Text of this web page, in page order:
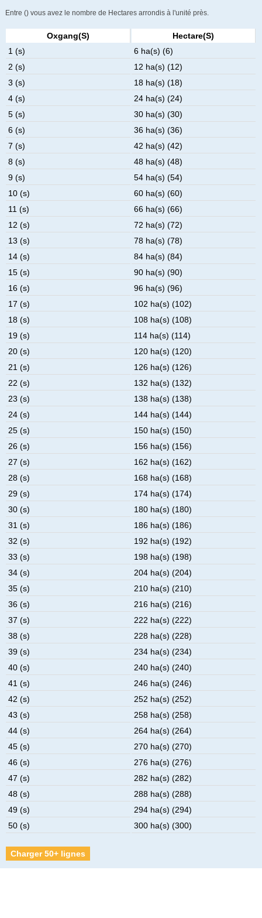
Entre () vous avez le nombre de Hectares arrondis à l'unité près.
Oxgang(s)
Hectare(s)
1 (s)
6 ha(s) (6)
2 (s)
12 ha(s) (12)
3 (s)
18 ha(s) (18)
4 (s)
24 ha(s) (24)
5 (s)
30 ha(s) (30)
6 (s)
36 ha(s) (36)
7 (s)
42 ha(s) (42)
8 (s)
48 ha(s) (48)
9 (s)
54 ha(s) (54)
10 (s)
60 ha(s) (60)
11 (s)
66 ha(s) (66)
12 (s)
72 ha(s) (72)
13 (s)
78 ha(s) (78)
14 (s)
84 ha(s) (84)
15 (s)
90 ha(s) (90)
16 (s)
96 ha(s) (96)
17 (s)
102 ha(s) (102)
18 (s)
108 ha(s) (108)
19 (s)
114 ha(s) (114)
20 (s)
120 ha(s) (120)
21 (s)
126 ha(s) (126)
22 (s)
132 ha(s) (132)
23 (s)
138 ha(s) (138)
24 (s)
144 ha(s) (144)
25 (s)
150 ha(s) (150)
26 (s)
156 ha(s) (156)
27 (s)
162 ha(s) (162)
28 (s)
168 ha(s) (168)
29 (s)
174 ha(s) (174)
30 (s)
180 ha(s) (180)
31 (s)
186 ha(s) (186)
32 (s)
192 ha(s) (192)
33 (s)
198 ha(s) (198)
34 (s)
204 ha(s) (204)
35 (s)
210 ha(s) (210)
36 (s)
216 ha(s) (216)
37 (s)
222 ha(s) (222)
38 (s)
228 ha(s) (228)
39 (s)
234 ha(s) (234)
40 (s)
240 ha(s) (240)
41 (s)
246 ha(s) (246)
42 (s)
252 ha(s) (252)
43 (s)
258 ha(s) (258)
44 (s)
264 ha(s) (264)
45 (s)
270 ha(s) (270)
46 (s)
276 ha(s) (276)
47 (s)
282 ha(s) (282)
48 (s)
288 ha(s) (288)
49 (s)
294 ha(s) (294)
50 (s)
300 ha(s) (300)
Charger 50+ lignes